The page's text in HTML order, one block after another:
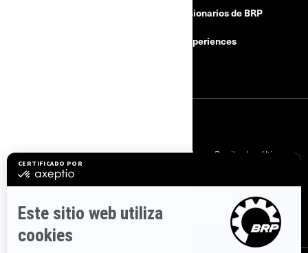
concesionarios de BRP
BRP Experiences
Suscríbase a nuestros correos electrónicos.
Recibe las últimas
SUSCRÍBASE